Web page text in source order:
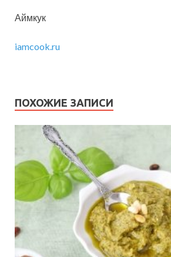
Аймкук
iamcook.ru
ПОХОЖИЕ ЗАПИСИ